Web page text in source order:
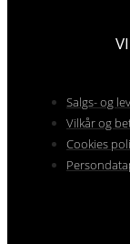
Salgs- og
Vilkår og
Cookies